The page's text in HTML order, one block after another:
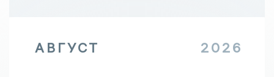
АВГУСТ 2026